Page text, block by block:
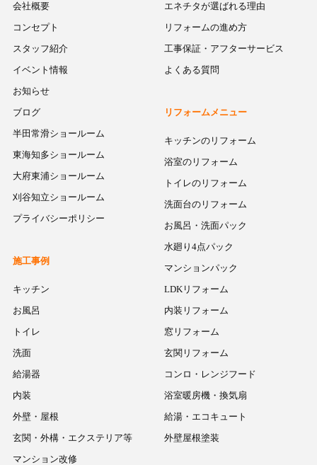
会社概要
コンセプト
スタッフ紹介
イベント情報
お知らせ
ブログ
半田常滑ショールーム
東海知多ショールーム
大府東浦ショールーム
刈谷知立ショールーム
プライバシーポリシー
エネチタが選ばれる理由
リフォームの進め方
工事保証・アフターサービス
よくある質問
リフォームメニュー
キッチンのリフォーム
浴室のリフォーム
トイレのリフォーム
洗面台のリフォーム
お風呂・洗面パック
水廻り4点パック
マンションパック
LDKリフォーム
内装リフォーム
窓リフォーム
玄関リフォーム
コンロ・レンジフード
浴室暖房機・換気扇
給湯・エコキュート
外壁屋根塗装
施工事例
キッチン
お風呂
トイレ
洗面
給湯器
内装
外壁・屋根
玄関・外構・エクステリア等
マンション改修